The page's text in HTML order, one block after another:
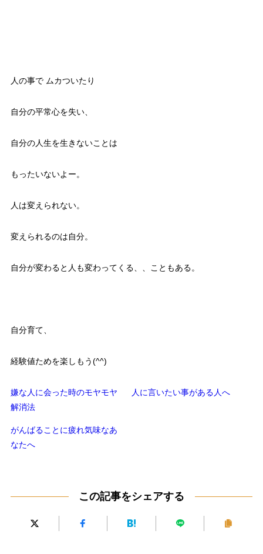
人の事で ムカついたり
自分の平常心を失い、
自分の人生を生きないことは
もったいないよー。
人は変えられない。
変えられるのは自分。
自分が変わると人も変わってくる、、こともある。
自分育て、
経験値ためを楽しもう(^^)
嫌な人に会った時のモヤモヤ
解消法
人に言いたい事がある人へ
がんばることに疲れ気味なあ
なたへ
この記事をシェアする